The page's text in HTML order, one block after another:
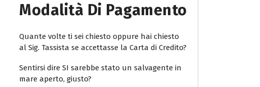
Modalità Di Pagamento
Quante volte ti sei chiesto oppure hai chiesto
al Sig. Tassista se accettasse la Carta di Credito?
Sentirsi dire SI sarebbe stato un salvagente in
mare aperto, giusto?